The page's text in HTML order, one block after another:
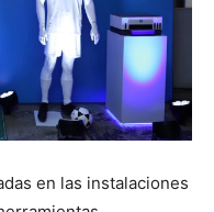
en las instalaciones